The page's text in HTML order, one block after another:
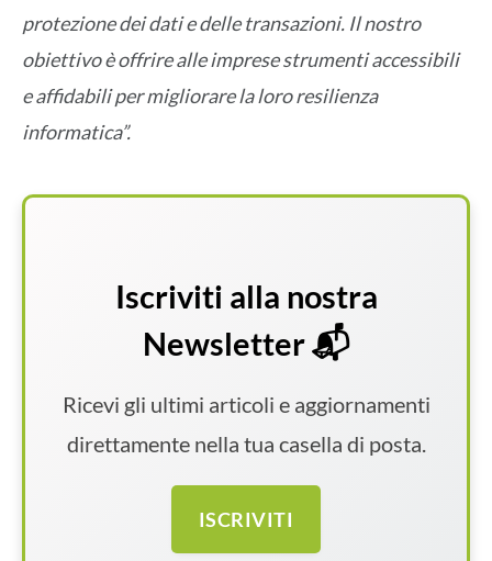
protezione dei dati e delle transazioni. Il nostro
obiettivo è offrire alle imprese strumenti accessibili
e affidabili per migliorare la loro resilienza
informatica”.
Iscriviti alla nostra
Newsletter 📬
Ricevi gli ultimi articoli e aggiornamenti
direttamente nella tua casella di posta.
ISCRIVITI